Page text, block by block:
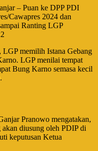
– Puan ke DPP PDI
Cawapres 2024 dan
Ranting LGP
LGP memilih Istana Gebang
LGP menilai tempat
Bung Karno semasa kecil
Pranowo mengatakan,
akan diusung oleh PDIP di
keputusan Ketua